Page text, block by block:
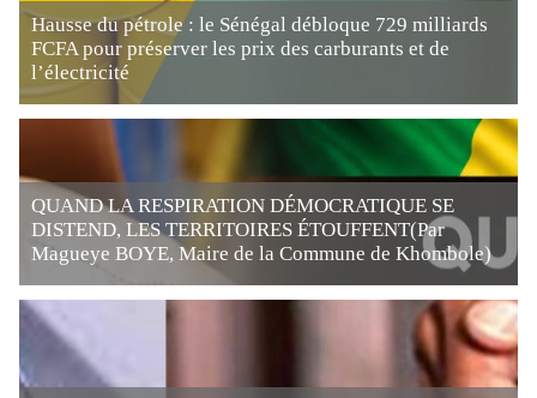
Hausse du pétrole : le Sénégal débloque 729 milliards
FCFA pour préserver les prix des carburants et de
l’électricité
QUAND LA RESPIRATION DÉMOCRATIQUE SE
DISTEND, LES TERRITOIRES ÉTOUFFENT(Par
Magueye BOYE, Maire de la Commune de Khombole)